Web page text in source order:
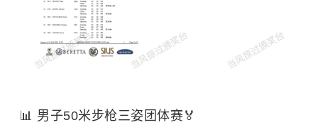
📊 男子50米步枪三姿团体赛🏅